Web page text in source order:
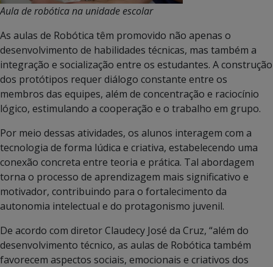
Aula de robótica na unidade escolar
As aulas de Robótica têm promovido não apenas o
desenvolvimento de habilidades técnicas, mas também a
integração e socialização entre os estudantes. A construção
dos protótipos requer diálogo constante entre os
membros das equipes, além de concentração e raciocínio
lógico, estimulando a cooperação e o trabalho em grupo.
Por meio dessas atividades, os alunos interagem com a
tecnologia de forma lúdica e criativa, estabelecendo uma
conexão concreta entre teoria e prática. Tal abordagem
torna o processo de aprendizagem mais significativo e
motivador, contribuindo para o fortalecimento da
autonomia intelectual e do protagonismo juvenil.
De acordo com diretor Claudecy José da Cruz, “além do
desenvolvimento técnico, as aulas de Robótica também
favorecem aspectos sociais, emocionais e criativos dos